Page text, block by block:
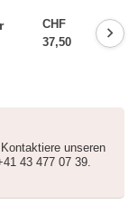
CHF
37,50
unseren
43 477 07 39.